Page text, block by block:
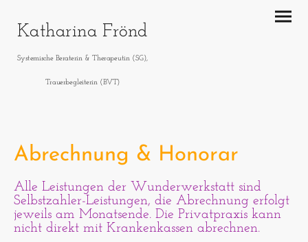
Katharina Frönd
Systemische Beraterin & Therapeutin (SG),
Trauerbegleiterin (BVT)
Abrechnung & Honorar
Alle Leistungen der Wunderwerkstatt sind
Selbstzahler-Leistungen, die Abrechnung erfolgt
jeweils am Monatsende. Die Privatpraxis kann
nicht direkt mit Krankenkassen abrechnen.